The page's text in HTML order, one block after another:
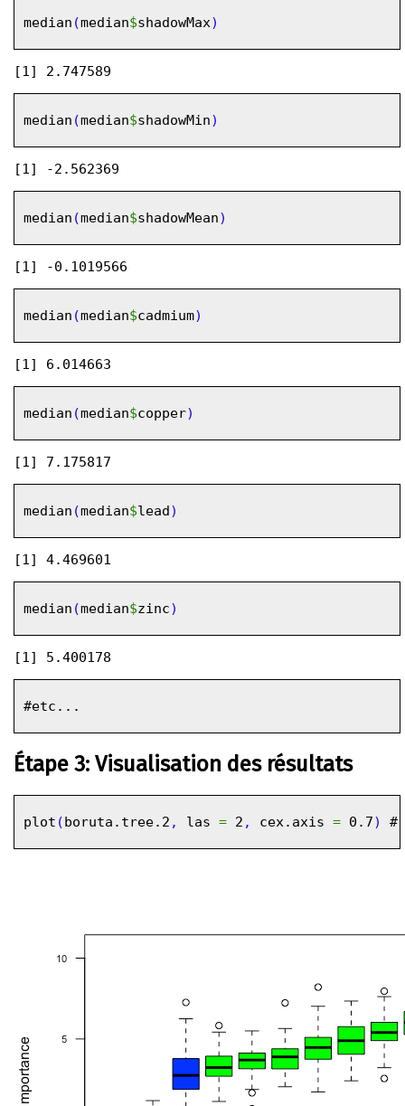
median (median$shadowMax)
median (median$shadowMin)
median (median$shadowMean)
median (median$cadmium)
median (median$copper)
median (median$lead)
median (median$zinc)
#etc...
Étape 3: Visualisation des résultats
plot (boruta.tree.2 , las = 2 , cex.axis = 0.7) #